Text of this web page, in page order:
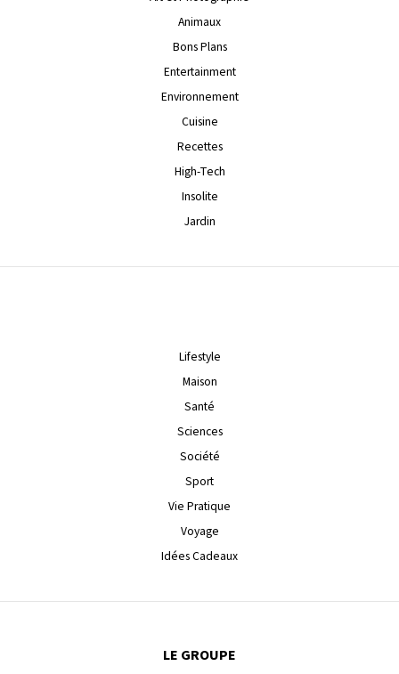
Animaux
Bons Plans
Entertainment
Environnement
Cuisine
Recettes
High-Tech
Insolite
Jardin
Lifestyle
Maison
Santé
Sciences
Société
Sport
Vie Pratique
Voyage
Idées Cadeaux
LE GROUPE